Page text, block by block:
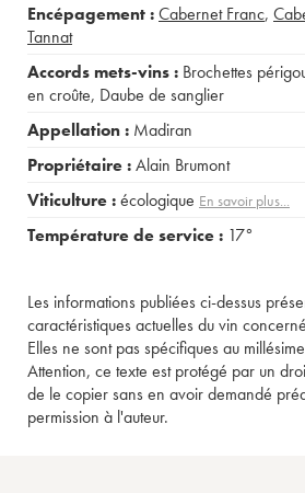
Encépagement :Cabernet Franc,
Tannat
Accords mets-vins : Brochettes
en croûte, Daube de sanglier
Appellation : Madiran
Propriétaire :Alain Brumont
Viticulture :écologique En savoir plus...
Température de service : 17°
Les informations publiées ci-dessus
caractéristiques actuelles du vin
Elles ne sont pas spécifiques au
Attention, ce texte est protégé par un
de le copier sans en avoir demandé
permission à l'auteur.